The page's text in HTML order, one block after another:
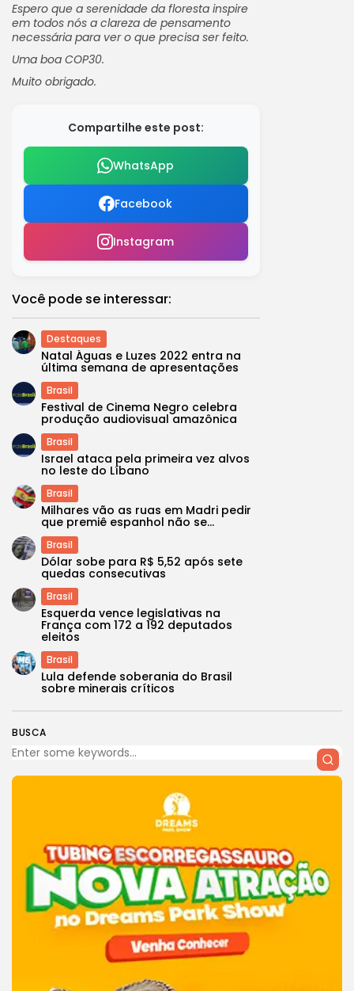
BUSCA
Espero que a serenidade da floresta inspire
em todos nós a clareza de pensamento
necessária para ver o que precisa ser feito.
Uma boa COP30.
Muito obrigado.
Compartilhe este post:
WhatsApp
Facebook
Instagram
Você pode se interessar:
Destaques
Natal Águas e Luzes 2022 entra na
última semana de apresentações
Brasil
Festival de Cinema Negro celebra
produção audiovisual amazônica
Brasil
Israel ataca pela primeira vez alvos
no leste do Líbano
Brasil
Milhares vão as ruas em Madri pedir
que premiê espanhol não se...
Brasil
Dólar sobe para R$ 5,52 após sete
quedas consecutivas
Brasil
Esquerda vence legislativas na
França com 172 a 192 deputados
eleitos
Brasil
Lula defende soberania do Brasil
sobre minerais críticos